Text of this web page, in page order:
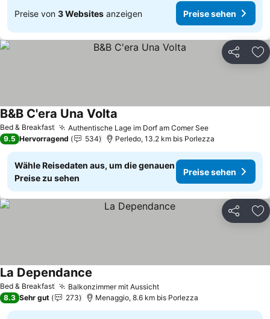
Preise von 3 Websites anzeigen Preise sehen
Teilen
Bed & Breakfast Authentische Lage im Dorf am Comer SeePreise sehen
B&B C'era Una Volta
9.5 Hervorragend 534 Perledo, 13.2 km bis Porlezza
Wähle Reisedaten aus, um die genauen
Preise zu sehen
Preise sehen
Teilen
Bed & Breakfast Balkonzimmer mit AussichtPreise sehen
La Dependance
8.3 Sehr gut 273 Menaggio, 8.6 km bis Porlezza